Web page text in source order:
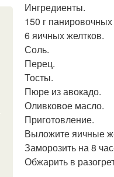
Ингредиенты.
150 г
6 яичных желтков.
Соль.
Перец.
Тосты.
Пюре из авокадо.
Оливковое масло.
Приготовление.
Выложите яичные
Заморозить на 8
Обжарить в